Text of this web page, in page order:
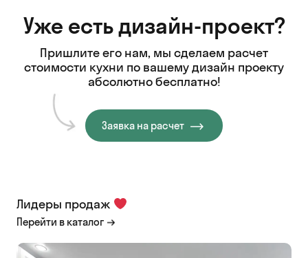
Уже есть дизайн-проект?
Пришлите его нам, мы сделаем расчет
стоимости кухни по вашему дизайн проекту
абсолютно бесплатно!
Заявка на расчет
Лидеры продаж
Перейти в каталог